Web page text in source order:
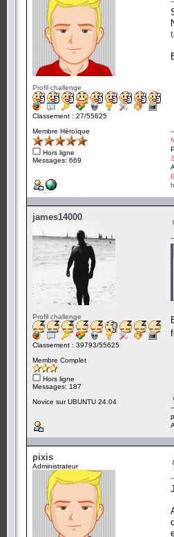
Profil challenge
Classement : 27/55625
Membre Héroïque
Hors ligne
Messages: 669
james14000
Profil challenge
Classement : 39793/55625
Membre Complet
Hors ligne
Messages: 187
Novice sur UBUNTU 24.04
pixis
Administrateur